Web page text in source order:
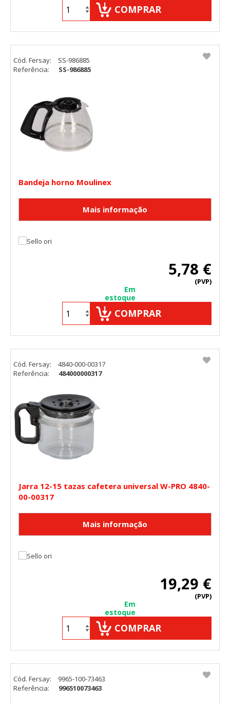
COMPRAR
Bandeja horno Moulinex
5,78 €
(PVP)
Em
estoque
COMPRAR
Cód. Fersay:
SS-986885
Referência:
SS-986885
Jarra 12-15 tazas cafetera universal W-PRO 4840-
00-00317
19,29 €
(PVP)
Em
estoque
COMPRAR
Cód. Fersay:
4840-000-00317
Referência:
484000000317
Cód. Fersay:
9965-100-73463
Referência:
996510073463